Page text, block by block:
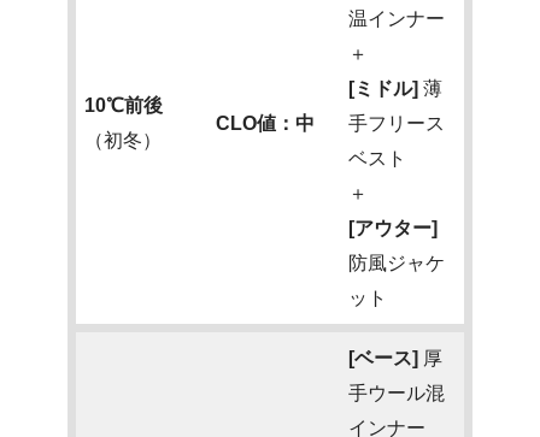
10℃前後
（初冬）
CLO値：中
温インナー
＋
[ミドル] 薄
手フリース
ベスト
＋
[アウター]
防風ジャケ
ット
[ベース] 厚
手ウール混
インナー